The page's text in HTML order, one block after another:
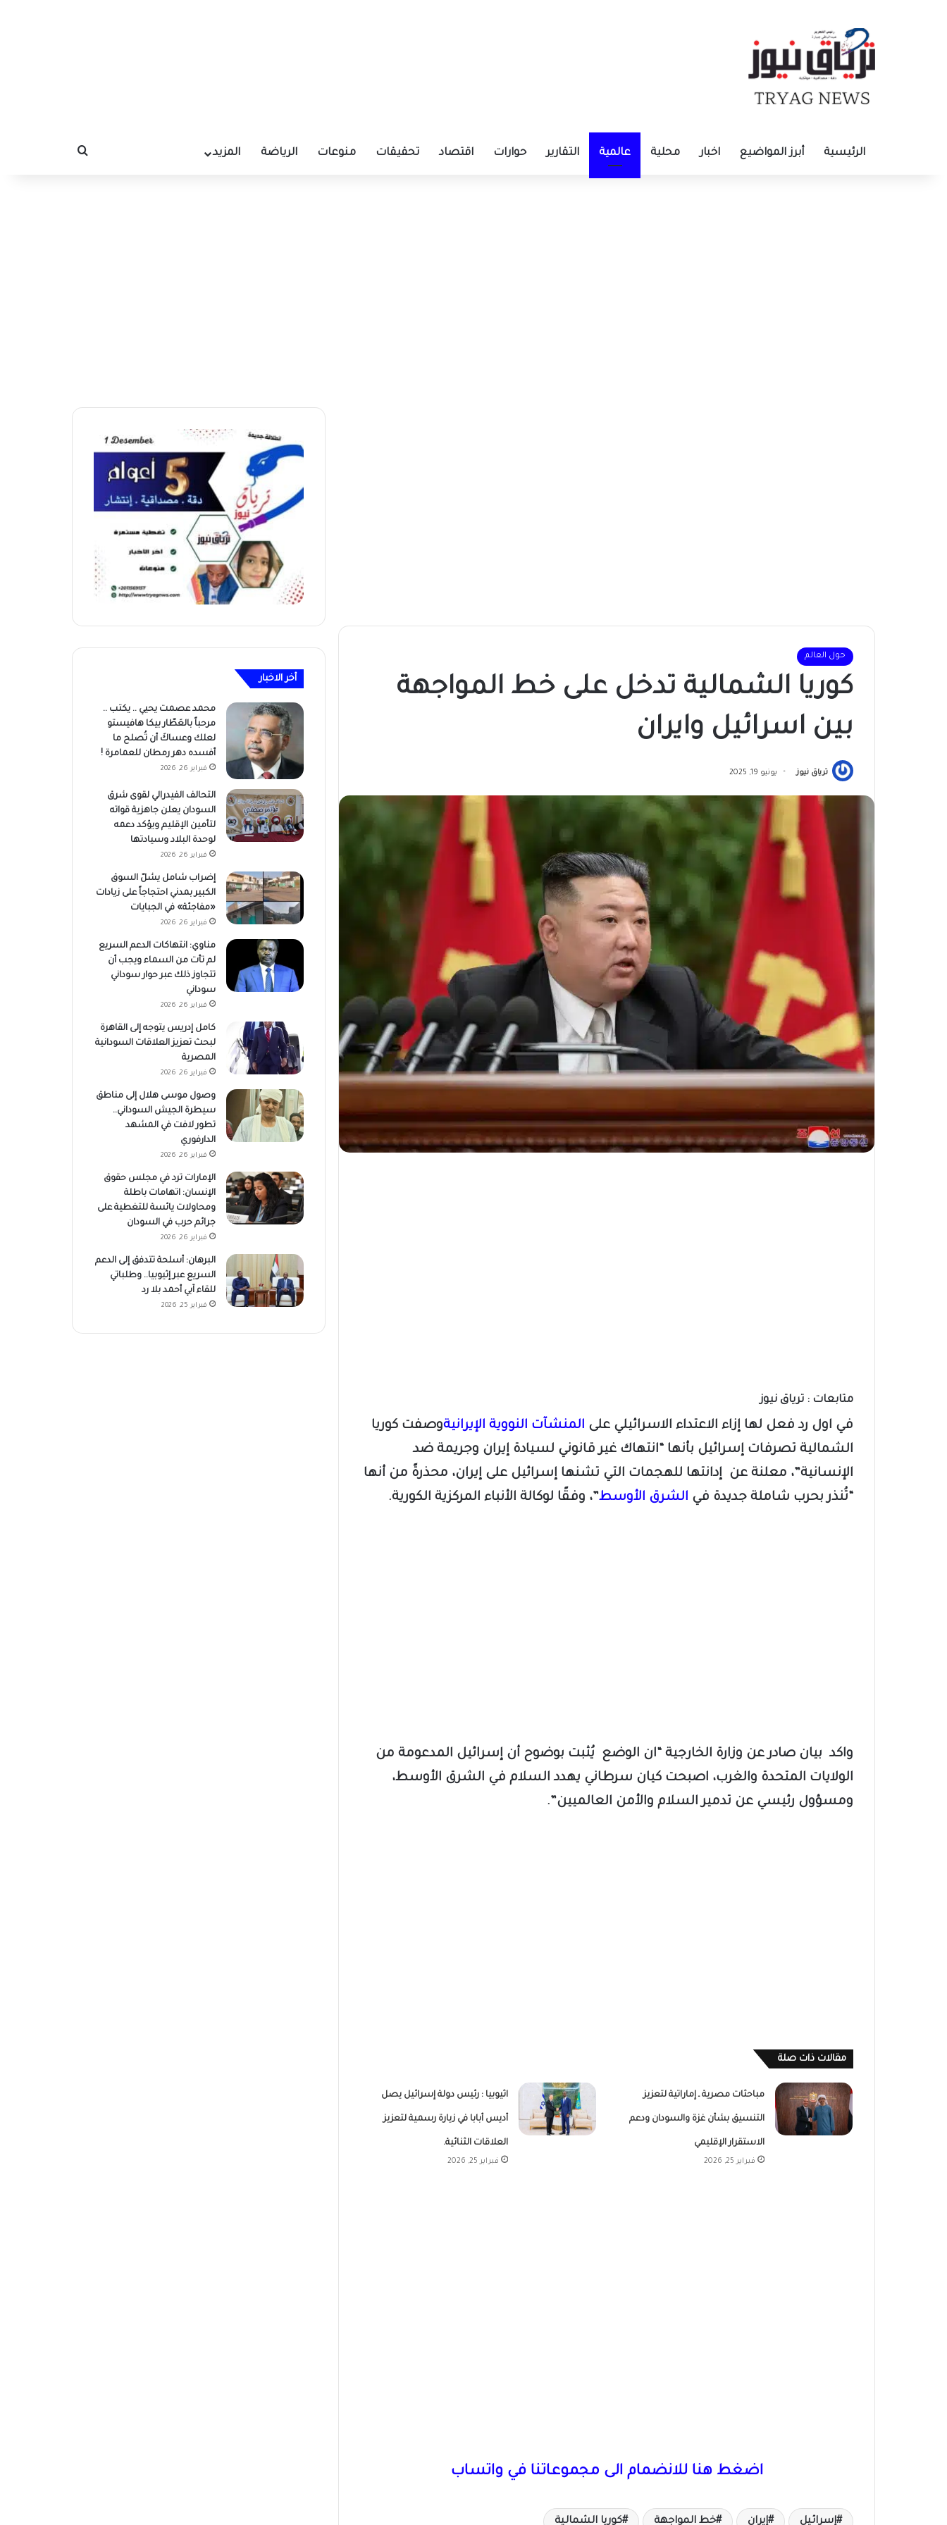
الرئيسية أبرز المواضيع اخبار محلية عالمية التقارير حوارات اقتصاد تحقيقات منوعات الرياضة المزيد بحث عن
حول العالم
كوريا الشمالية تدخل على خط المواجهة
بين اسرائيل وايران
ترياق نيوز يونيو 19, 2025
متابعات : ترياق نيوز
في اول رد فعل لها إزاء الاعتداء الاسرائيلي على المنشآت النووية الإيرانيةوصفت كوريا
الشمالية تصرفات إسرائيل بأنها “انتهاك غير قانوني لسيادة إيران وجريمة ضد
الإنسانية”، معلنة عن إدانتها للهجمات التي تشنها إسرائيل على إيران، محذرةً من أنها
“تُنذر بحرب شاملة جديدة في الشرق الأوسط”، وفقًا لوكالة الأنباء المركزية الكورية.
واكد بيان صادر عن وزارة الخارجية “ان الوضع يُثبت بوضوح أن إسرائيل المدعومة من
الولايات المتحدة والغرب، اصبحت كيان سرطاني يهدد السلام في الشرق الأوسط،
ومسؤول رئيسي عن تدمير السلام والأمن العالميين”.
مقالات ذات صلة
مباحثات مصرية ـ إماراتية لتعزيز
التنسيق بشأن غزة والسودان ودعم
الاستقرار الإقليمي
فبراير 25, 2026
اثيوبيا : رئيس دولة إسرائيل يصل
أديس أبابا في زيارة رسمية لتعزيز
العلاقات الثنائية.
فبراير 25, 2026
اضغط هنا للانضمام الى مجموعاتنا في واتساب
إسرائيل إيران خط المواجهة كوريا الشمالية
أخر الاخبار
محمد عصمت يحيي .. يكتب ..
مرحباً بالعَطّار بيكا هافيستو
لعلك وعساكَ أن تُصلح ما
أفسده دهر رمطان للعمامرة !
فبراير 26, 2026
التحالف الفيدرالي لقوى شرق
السودان يعلن جاهزية قواته
لتأمين الإقليم ويؤكد دعمه
لوحدة البلاد وسيادتها
فبراير 26, 2026
إضراب شامل يشلّ السوق
الكبير بمدني احتجاجاً على زيادات
«مفاجئة» في الجبايات
فبراير 26, 2026
مناوي: انتهاكات الدعم السريع
لم تأت من السماء ويجب أن
تتجاوز ذلك عبر حوار سوداني
سوداني
فبراير 26, 2026
كامل إدريس يتوجه إلى القاهرة
لبحث تعزيز العلاقات السودانية
المصرية
فبراير 26, 2026
وصول موسى هلال إلى مناطق
سيطرة الجيش السوداني..
تطور لافت في المشهد
الدارفوري
فبراير 26, 2026
الإمارات ترد في مجلس حقوق
الإنسان: اتهامات باطلة
ومحاولات يائسة للتغطية على
جرائم حرب في السودان
فبراير 26, 2026
البرهان: أسلحة تتدفق إلى الدعم
السريع عبر إثيوبيا.. وطلباتي
للقاء آبي أحمد بلا رد
فبراير 25, 2026